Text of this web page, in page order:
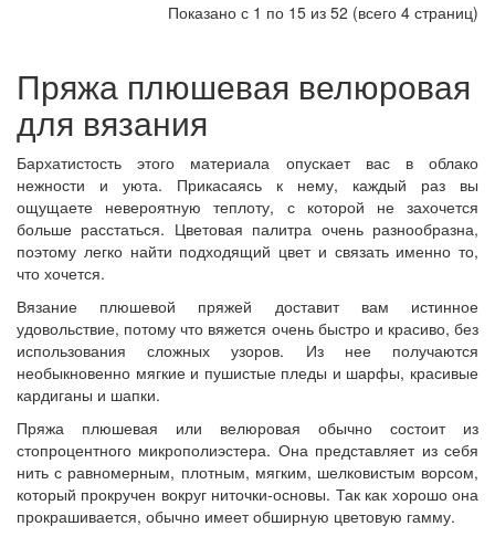
Показано с 1 по 15 из 52 (всего 4 страниц)
Пряжа плюшевая велюровая
для вязания
Бархатистость этого материала опускает вас в облако
нежности и уюта. Прикасаясь к нему, каждый раз вы
ощущаете невероятную теплоту, с которой не захочется
больше расстаться. Цветовая палитра очень разнообразна,
поэтому легко найти подходящий цвет и связать именно то,
что хочется.
Вязание плюшевой пряжей доставит вам истинное
удовольствие, потому что вяжется очень быстро и красиво, без
использования сложных узоров. Из нее получаются
необыкновенно мягкие и пушистые пледы и шарфы, красивые
кардиганы и шапки.
Пряжа плюшевая или велюровая обычно состоит из
стопроцентного микрополиэстера. Она представляет из себя
нить с равномерным, плотным, мягким, шелковистым ворсом,
который прокручен вокруг ниточки-основы. Так как хорошо она
прокрашивается, обычно имеет обширную цветовую гамму.